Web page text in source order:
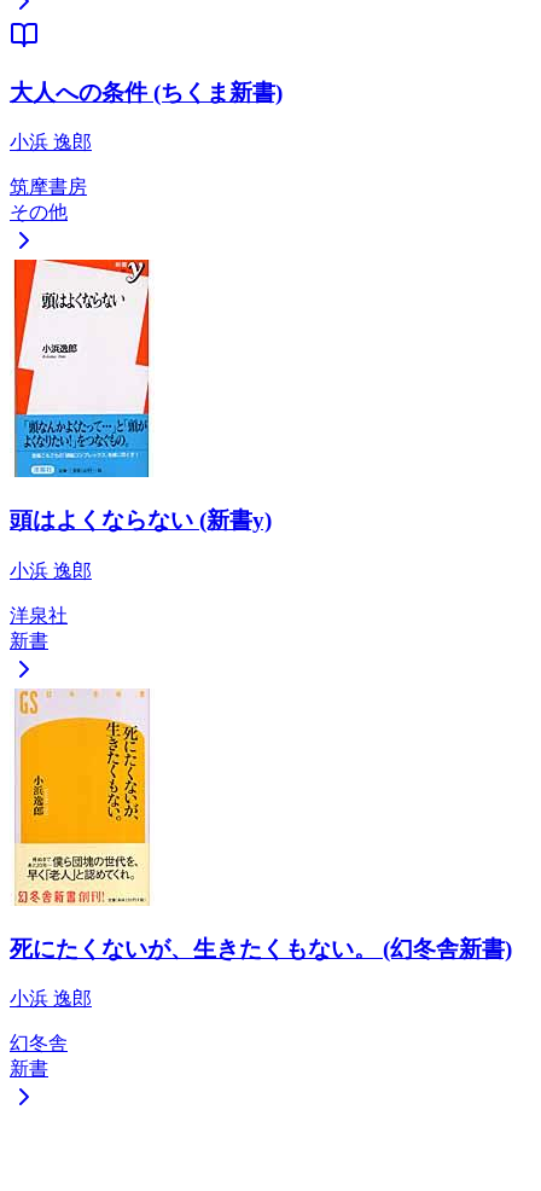
大人への条件 (ちくま新書)
小浜 逸郎
筑摩書房
その他
頭はよくならない (新書y)
小浜 逸郎
洋泉社
新書
死にたくないが、生きたくもない。 (幻冬舎新書)
小浜 逸郎
幻冬舎
新書